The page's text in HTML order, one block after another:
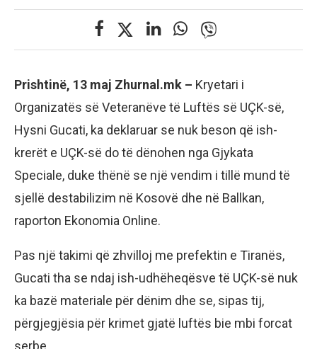
Prishtinë, 13 maj Zhurnal.mk – Kryetari i
Organizatës së Veteranëve të Luftës së UÇK-së,
Hysni Gucati, ka deklaruar se nuk beson që ish-
krerët e UÇK-së do të dënohen nga Gjykata
Speciale, duke thënë se një vendim i tillë mund të
sjellë destabilizim në Kosovë dhe në Ballkan,
raporton Ekonomia Online.
Pas një takimi që zhvilloj me prefektin e Tiranës,
Gucati tha se ndaj ish-udhëheqësve të UÇK-së nuk
ka bazë materiale për dënim dhe se, sipas tij,
përgjegjësia për krimet gjatë luftës bie mbi forcat
serbe.